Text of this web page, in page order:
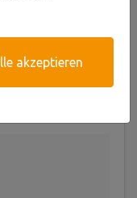
akzeptieren
Kelberg,